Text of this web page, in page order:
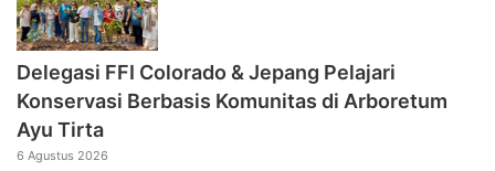
Delegasi FFI Colorado & Jepang Pelajari
Konservasi Berbasis Komunitas di Arboretum
Ayu Tirta
6 Agustus 2026